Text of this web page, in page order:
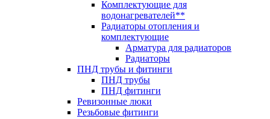
Комплектующие для
водонагревателей**
Радиаторы отопления и
комплектующие
Арматура для радиаторов
Радиаторы
ПНД трубы и фитинги
ПНД трубы
ПНД фитинги
Ревизонные люки
Резьбовые фитинги